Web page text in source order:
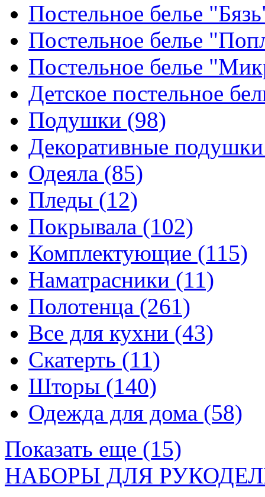
Постельное белье
Постельное белье
Постельное белье
Детское постельное
Подушки (98)
Декоративные
Одеяла (85)
Пледы (12)
Покрывала (102)
Комплектующие (115)
Наматрасники (11)
Полотенца (261)
Все для кухни (43)
Скатерть (11)
Шторы (140)
Одежда для дома (58)
Показать еще (15)
НАБОРЫ ДЛЯ